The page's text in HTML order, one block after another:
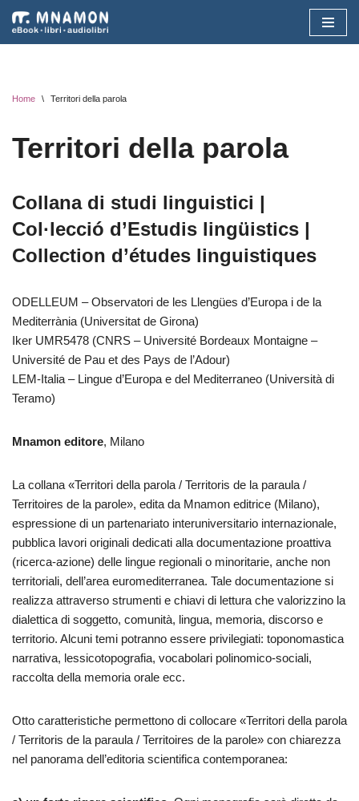
Vai
Home \ Territori della parola
Territori della parola
Collana di studi linguistici |
Col·lecció d’Estudis lingüistics |
Collection d’études linguistiques
ODELLEUM – Observatori de les Llengües d’Europa i de la
Mediterrània (Universitat de Girona)
Iker UMR5478 (CNRS – Université Bordeaux Montaigne –
Université de Pau et des Pays de l’Adour)
LEM-Italia – Lingue d’Europa e del Mediterraneo (Università di
Teramo)
Mnamon editore, Milano
La collana «Territori della parola / Territoris de la paraula /
Territoires de la parole», edita da Mnamon editrice (Milano),
espressione di un partenariato interuniversitario internazionale,
pubblica lavori originali dedicati alla documentazione proattiva
(ricerca-azione) delle lingue regionali o minoritarie, anche non
territoriali, dell’area euromediterranea. Tale documentazione si
realizza attraverso strumenti e chiavi di lettura che valorizzino la
dialettica di soggetto, comunità, lingua, memoria, discorso e
territorio. Alcuni temi potranno essere privilegiati: toponomastica
narrativa, lessicotopografia, vocabolari polinomico-sociali,
raccolta della memoria orale ecc.
Otto caratteristiche permettono di collocare «Territori della parola
/ Territoris de la paraula / Territoires de la parole» con chiarezza
nel panorama dell’editoria scientifica contemporanea: